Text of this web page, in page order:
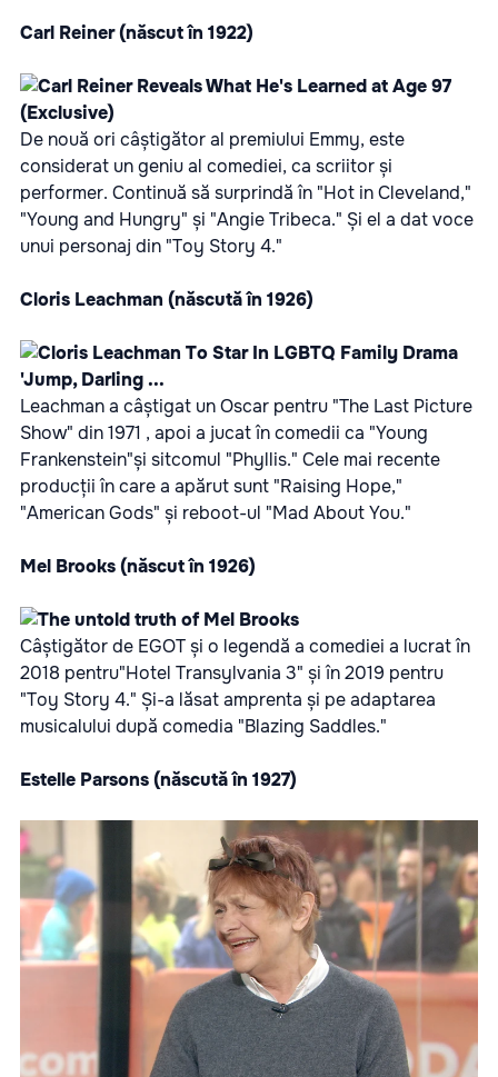
Carl Reiner (născut în 1922)
De nouă ori câștigător al premiului Emmy, este
considerat un geniu al comediei, ca scriitor și
performer. Continuă să surprindă în "Hot in Cleveland,"
"Young and Hungry" și "Angie Tribeca." Și el a dat voce
unui personaj din "Toy Story 4."
Cloris Leachman (născută în 1926)
Leachman a câștigat un Oscar pentru "The Last Picture
Show" din 1971 , apoi a jucat în comedii ca "Young
Frankenstein"și sitcomul "Phyllis." Cele mai recente
producții în care a apărut sunt "Raising Hope,"
"American Gods" și reboot-ul "Mad About You."
Mel Brooks (născut în 1926)
Câștigător de EGOT și o legendă a comediei a lucrat în
2018 pentru"Hotel Transylvania 3" și în 2019 pentru
"Toy Story 4." Și-a lăsat amprenta și pe adaptarea
musicalului după comedia "Blazing Saddles."
Estelle Parsons (născută în 1927)